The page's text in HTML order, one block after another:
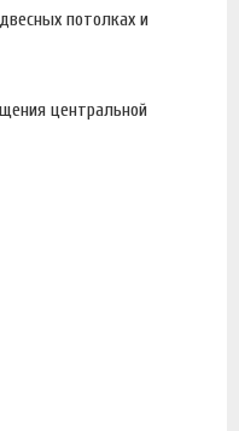
потолках и
центральной